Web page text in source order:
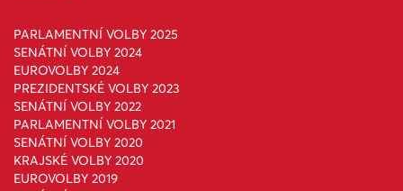
PARLAMENTNÍ VOLBY 2025
SENÁTNÍ VOLBY 2024
EUROVOLBY 2024
PREZIDENTSKÉ VOLBY 2023
SENÁTNÍ VOLBY 2022
PARLAMENTNÍ VOLBY 2021
SENÁTNÍ VOLBY 2020
KRAJSKÉ VOLBY 2020
EUROVOLBY 2019